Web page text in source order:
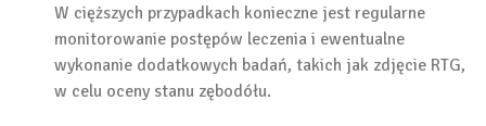
W cięższych przypadkach konieczne jest regularne
monitorowanie postępów leczenia i ewentualne
wykonanie dodatkowych badań, takich jak zdjęcie RTG,
w celu oceny stanu zębodółu.